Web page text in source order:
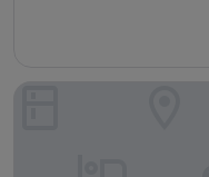
anmeldelser)
2Home Hotel